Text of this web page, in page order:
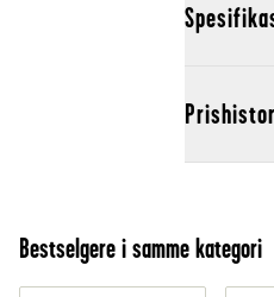
Bestselgere i samme kategori